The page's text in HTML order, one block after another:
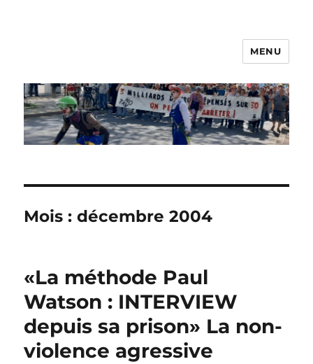
MENU
Mois :décembre 2004
«La méthode Paul
Watson : INTERVIEW
depuis sa prison» La non-
violence agressive